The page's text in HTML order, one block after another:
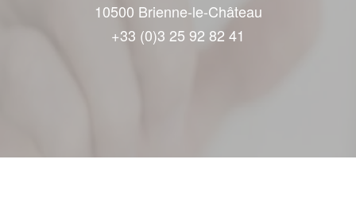
10500 Brienne-le-Château
+33 (0)3 25 92 82 41